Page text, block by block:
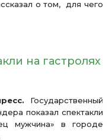
о том, для чего
на гастролях
Государственный
показал спектакли
мужчина» в городе